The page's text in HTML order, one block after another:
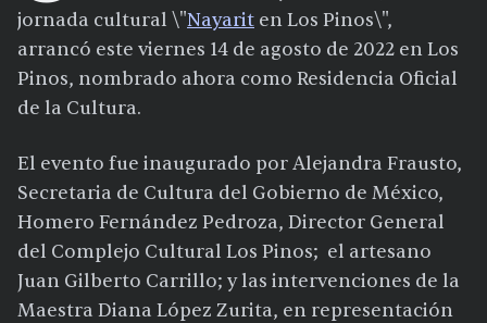
jornada cultural \"Nayarit en Los Pinos\",
arrancó este viernes 14 de agosto de 2022 en Los
Pinos, nombrado ahora como Residencia Oficial
de la Cultura.
El evento fue inaugurado por Alejandra Frausto,
Secretaria de Cultura del Gobierno de México,
Homero Fernández Pedroza, Director General
del Complejo Cultural Los Pinos; el artesano
Juan Gilberto Carrillo; y las intervenciones de la
Maestra Diana López Zurita, en representación